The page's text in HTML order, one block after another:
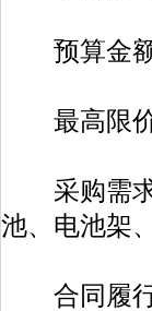
预算金额
最高限价
采购需求
池、电池架
合同履行